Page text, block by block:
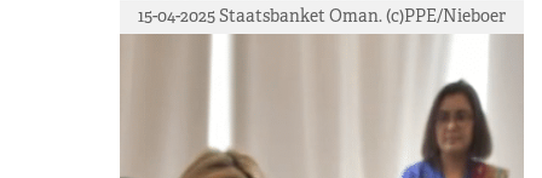
15-04-2025 Staatsbanket Oman. (c)PPE/Nieboer